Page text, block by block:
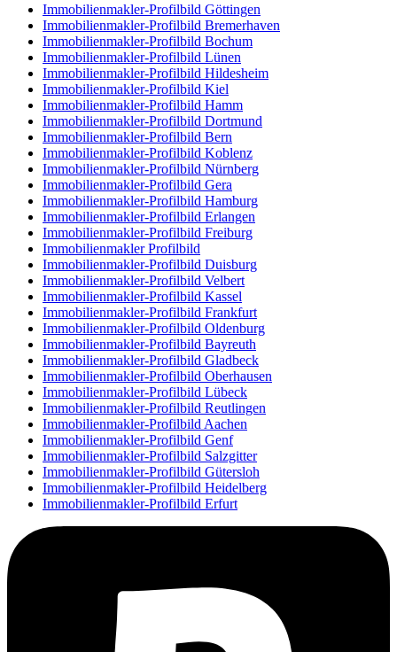
Immobilienmakler-Profilbild Göttingen
Immobilienmakler-Profilbild Bremerhaven
Immobilienmakler-Profilbild Bochum
Immobilienmakler-Profilbild Lünen
Immobilienmakler-Profilbild Hildesheim
Immobilienmakler-Profilbild Kiel
Immobilienmakler-Profilbild Hamm
Immobilienmakler-Profilbild Dortmund
Immobilienmakler-Profilbild Bern
Immobilienmakler-Profilbild Koblenz
Immobilienmakler-Profilbild Nürnberg
Immobilienmakler-Profilbild Gera
Immobilienmakler-Profilbild Hamburg
Immobilienmakler-Profilbild Erlangen
Immobilienmakler-Profilbild Freiburg
Immobilienmakler Profilbild
Immobilienmakler-Profilbild Duisburg
Immobilienmakler-Profilbild Velbert
Immobilienmakler-Profilbild Kassel
Immobilienmakler-Profilbild Frankfurt
Immobilienmakler-Profilbild Oldenburg
Immobilienmakler-Profilbild Bayreuth
Immobilienmakler-Profilbild Gladbeck
Immobilienmakler-Profilbild Oberhausen
Immobilienmakler-Profilbild Lübeck
Immobilienmakler-Profilbild Reutlingen
Immobilienmakler-Profilbild Aachen
Immobilienmakler-Profilbild Genf
Immobilienmakler-Profilbild Salzgitter
Immobilienmakler-Profilbild Gütersloh
Immobilienmakler-Profilbild Heidelberg
Immobilienmakler-Profilbild Erfurt